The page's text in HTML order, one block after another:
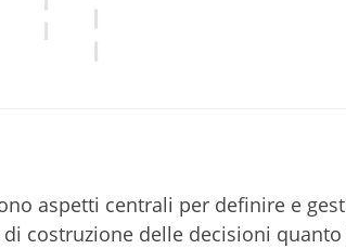
aspetti centrali per definire e
costruzione delle decisioni quanto